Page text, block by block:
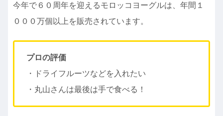
今年で６０周年を迎えるモロッコヨーグルは、年間１
０００万個以上を販売されています。
プロの評価
・ドライフルーツなどを入れたい
・丸山さんは最後は手で食べる！